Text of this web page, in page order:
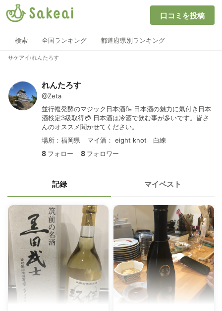
口コミを投稿
検索 全国ランキング 都道府県別ランキング
サケアイ ›れんたろす
れんたろす
@Zeta
並行複発酵のマジック日本酒🍶 日本酒の魅力に氣付き日本
酒検定3級取得💳 日本酒は冷酒で飲む事が多いです。皆さ
んのオススメ聞かせてください。
場所：福岡県
マイ酒： eight knot 白練
8 フォロー 8 フォロワー
記録 マイベスト
味爽やか。いいお酒に出会いま
した。オススメです‼︎